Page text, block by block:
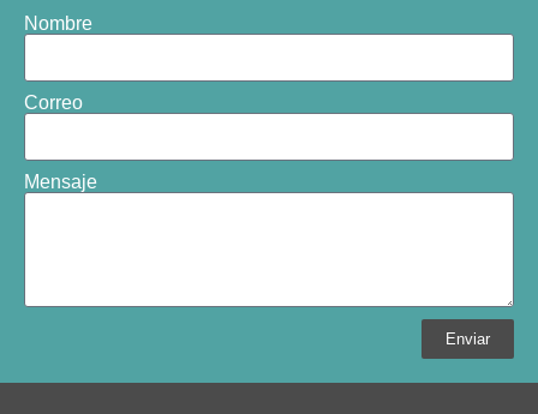
Nombre
Correo
Mensaje
Enviar